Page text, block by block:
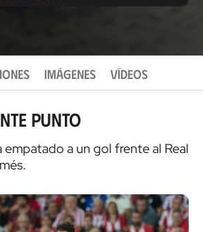
IMÁGENES VÍDEOS
punto
empatado a un gol frente al Real